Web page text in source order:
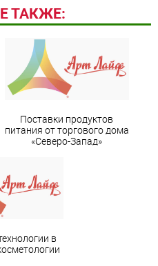
ТАКЖЕ:
Поставки продуктов
питания от торгового дома
«Северо-Запад»
в